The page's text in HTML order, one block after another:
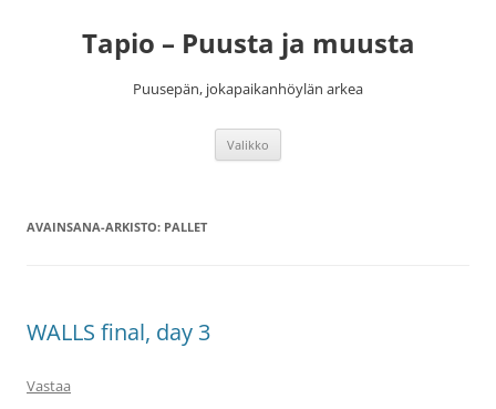
Tapio – Puusta ja muusta
Puusepän, jokapaikanhöylän arkea
Valikko
AVAINSANA-ARKISTO: PALLET
WALLS final, day 3
Vastaa